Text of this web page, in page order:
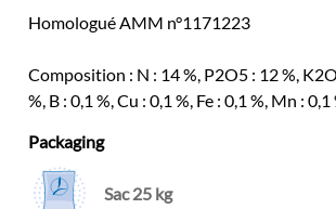
Homologué AMM n°1171223
Composition : N : 14 %, P2O5 : 12 %,
%, B : 0,1 %, Cu : 0,1 %, Fe : 0,1 %, Mn : 0,1
Packaging
Sac 25 kg